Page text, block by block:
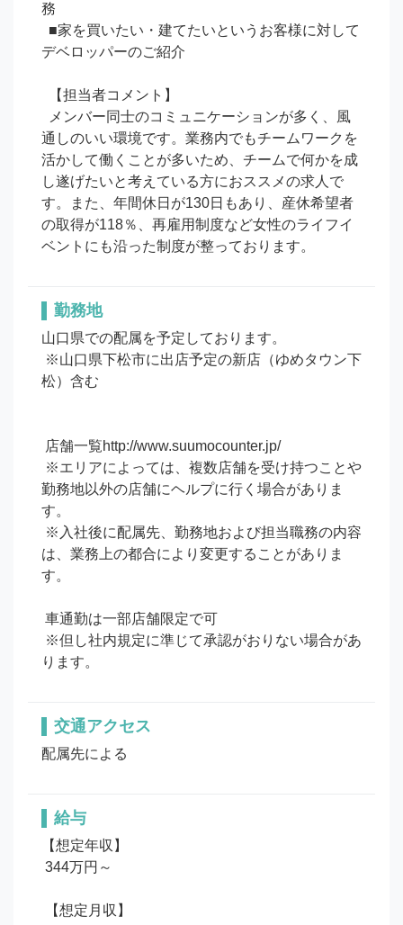
務
デベロッパーのご紹介
通しのいい環境です。業務内でもチームワークを
活かして働くことが多いため、チームで何かを成
し遂げたいと考えている方におススメの求人で
す。また、年間休日が130日もあり、産休希望者
の取得が118％、再雇用制度など女性のライフイ
ベントにも沿った制度が整っております。
勤務地
山口県での配属を予定しております。
松）含む
勤務地以外の店舗にヘルプに行く場合がありま
す。
は、業務上の都合により変更することがありま
す。
ります。
交通アクセス
配属先による
給与
【想定年収】